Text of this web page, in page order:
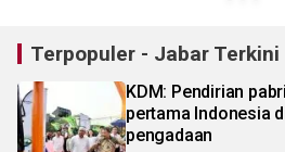
Terpopuler - Jabar Terkini
KDM: Pendirian
pertama Indonesia
pengadaan